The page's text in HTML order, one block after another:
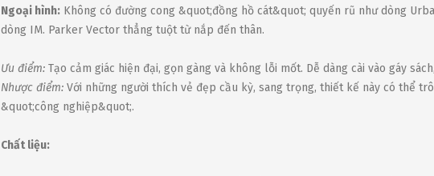
Ngoại hình: Không có đường cong &quot;đồng hồ cát&quot; quyến rũ như dòng
dòng IM. Parker Vector thẳng tuột từ nắp đến thân.
Ưu điểm: Tạo cảm giác hiện đại, gọn gàng và không lỗi mốt. Dễ dàng cài vào gáy
Nhược điểm: Với những người thích vẻ đẹp cầu kỳ, sang trọng, thiết kế này có thể
&quot;công nghiệp&quot;.
Chất liệu: